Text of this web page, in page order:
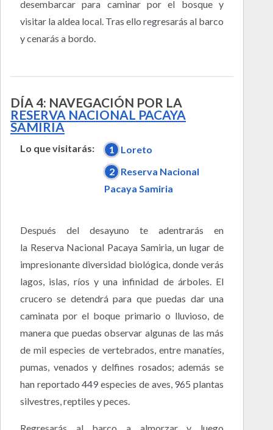
desembarcar para caminar por el bosque y
visitar la aldea local. Tras ello regresarás al barco
y cenarás a bordo.
DÍA 4: NAVEGACIÓN POR LA
RESERVA NACIONAL PACAYA
SAMIRIA
Lo que visitarás: 1
Loreto
2
Reserva Nacional
Pacaya Samiria
Después del desayuno te adentrarás en
la Reserva Nacional Pacaya Samiria, un lugar de
impresionante diversidad biológica, donde verás
lagos, islas, ríos y una infinidad de árboles. El
crucero se detendrá para que puedas dar una
caminata por el boque primario o lluvioso, de
manera que puedas observar algunas de las más
de mil especies de vertebrados, entre manatíes,
pumas, venados y delfines rosados; además se
han reportado 449 especies de aves, 965 plantas
silvestres, reptiles y peces.
Regresarás al barco a almorzar y luego